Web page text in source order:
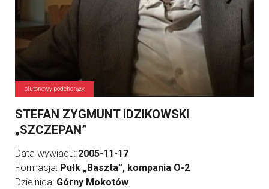
plutonowy podchorąży
STEFAN ZYGMUNT IDZIKOWSKI
„SZCZEPAN”
Data wywiadu: 2005-11-17
Formacja: Pułk „Baszta”, kompania O-2
Dzielnica: Górny Mokotów